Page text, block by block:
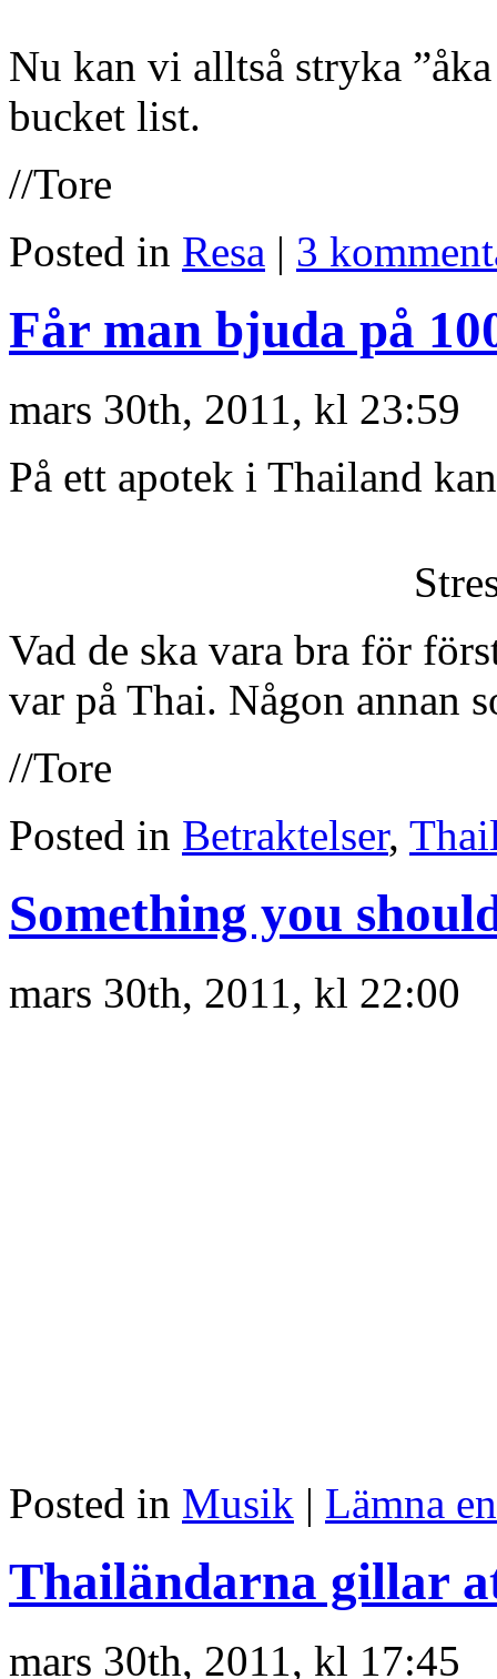
Nu kan vi alltså stryka
bucket list.
//Tore
Posted in Resa | 3
Får man bjuda på
mars 30th, 2011, kl 23:59
På ett apotek i Thailand
Vad de ska vara bra för
var på Thai. Någon annan
//Tore
Posted in Betraktelser,
Something you
mars 30th, 2011, kl 22:00
Posted in Musik | Lämna
Thailändarna gillar
mars 30th, 2011, kl 17:45